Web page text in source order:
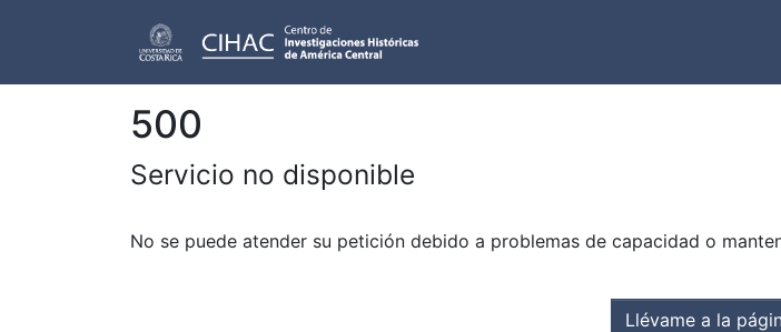
500
Servicio no disponible
No se puede atender su petición debido a problemas de capacidad o
Llévame a la